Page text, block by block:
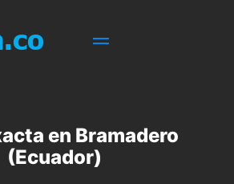
en Bramadero
(Ecuador)